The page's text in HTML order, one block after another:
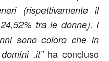
(rispettivamente il
tra le donne). I
sono coloro che in
.it”ha concluso